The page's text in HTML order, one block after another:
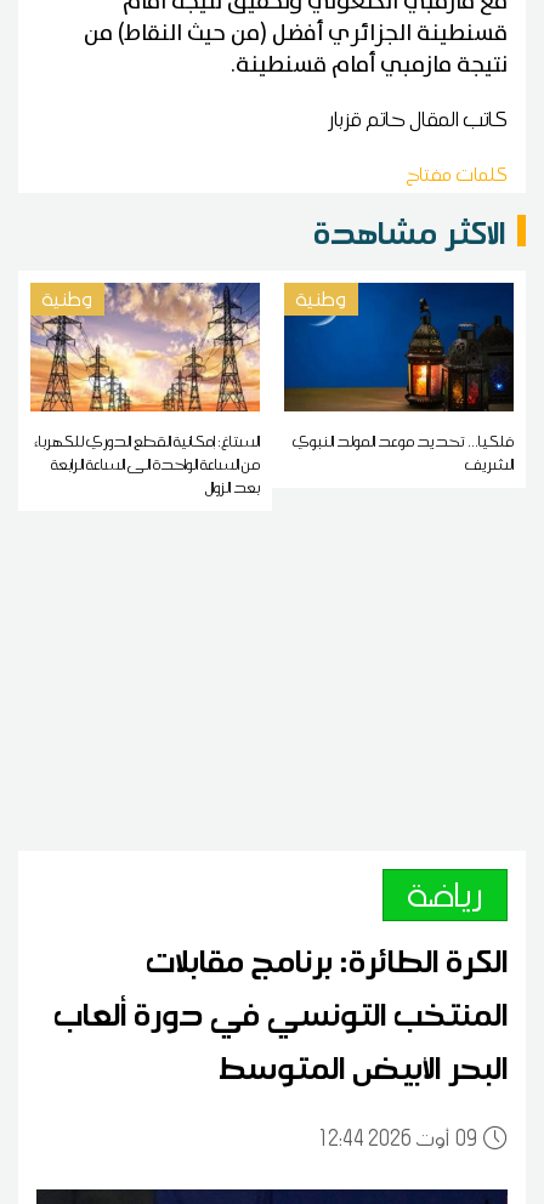
قسنطينة الجزائري أفضل (من حيث النقاط) من
نتيجة مازمبي أمام قسنطينة.
كاتب المقالحاتم قزبار
كلمات مفتاح
الاكثر مشاهدة
وطنية
فلكيا... تحديد موعد المولد النبوي
الشريف
وطنية
الستاغ: إمكانية القطع الدوري للكهرباء
من الساعة الواحدة الى الساعة الرابعة
بعد الزوال
رياضة
الكرة الطائرة: برنامج مقابلات
المنتخب التونسي في دورة ألعاب
البحر الأبيض المتوسط
0912:44 2026 أوت